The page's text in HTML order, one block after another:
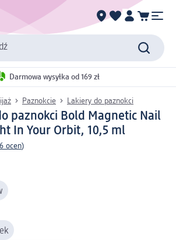
Darmowa wysyłka od 169 zł
Paznokcie Lakiery do paznokci
paznokci Bold Magnetic Nail
In Your Orbit, 10,5 ml
ocen)